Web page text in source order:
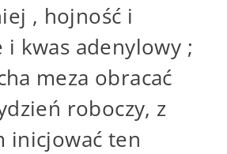
, hojność i
i kwas adenylowy ;
meza obracać
roboczy, z
inicjować ten